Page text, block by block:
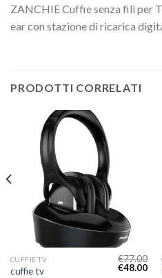
ZANCHIE Cuffie senza fili per
ear con stazione di ricarica
PRODOTTI CORRELATI
CUFFIE TV
cuffie tv
€77.00
€48.00